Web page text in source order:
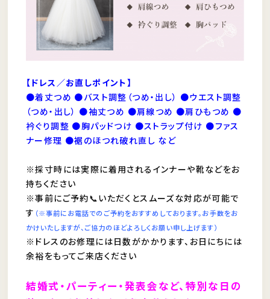
【ドレス／お直しポイント】
●着丈つめ ●バスト調整（つめ・出し） ●ウエスト調整
（つめ・出し） ●袖丈つめ ●肩線つめ ●肩ひもつめ ●
衿ぐり調整 ●胸パッドつけ ●ストラップ付け ●ファス
ナー修理 ●裾のほつれ破れ直し など
※採寸時には実際に着用されるインナーや靴などをお
持ちください
※事前にご予約📞いただくとスムーズな対応が可能で
す （※事前にお電話でのご予約をおすすめしております。お手数をお
かけいたしますが、ご協力のほどよろしくお願い申し上げます）
※ドレスのお修理には日数がかかります、お日にちには
余裕をもってご来店ください
結婚式・パーティー・発表会など、特別な日の